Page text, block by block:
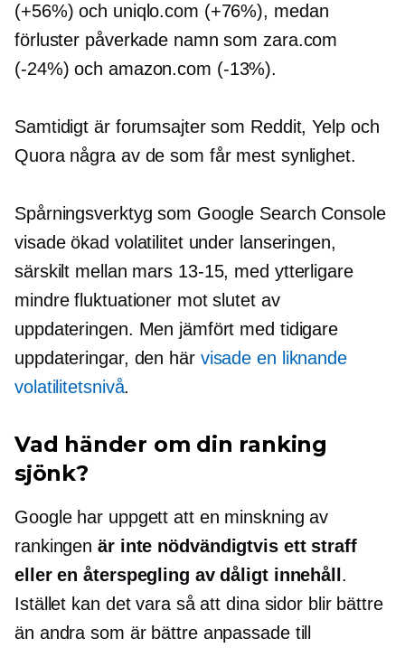
(+56%) och uniqlo.com (+76%), medan
förluster påverkade namn som zara.com
(-24%) och amazon.com (-13%).
Samtidigt är forumsajter som Reddit, Yelp och
Quora några av de som får mest synlighet.
Spårningsverktyg som Google Search Console
visade ökad volatilitet under lanseringen,
särskilt mellan mars 13-15, med ytterligare
mindre fluktuationer mot slutet av
uppdateringen. Men jämfört med tidigare
uppdateringar, den här visade en liknande
volatilitetsnivå.
Vad händer om din ranking
sjönk?
Google har uppgett att en minskning av
rankingenär inte nödvändigtvis ett straff
eller en återspegling av dåligt innehåll .
Istället kan det vara så att dina sidor blir bättre
än andra som är bättre anpassade till